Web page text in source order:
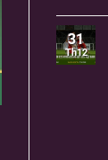
31
Th12